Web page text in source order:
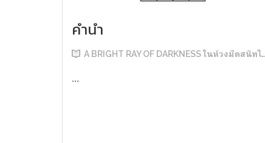
คำนำ
A BRIGHT RAY OF DARKNESS ในห้วงมืดสนิทไม่มิดแสง
...